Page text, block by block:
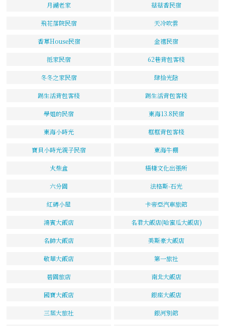
月湖老家 菇菇香民宿
飛花落院民宿 天冷吹雲
香草House民宿 金禧民宿
抵家民宿 62巷背包客棧
冬冬之家民宿 肆拾光陰
踢生活背包客棧 踢生活背包客棧
學姐的民宿 東海13.8民宿
東海小時光 框框背包客棧
寶貝小時光親子民宿 東海牛棚
火柴盒 梧棲文化出張所
六分園 法格斯-石光
紅磚小屋 卡帝亞汽車旅館
鴻賓大飯店 名君大飯店(哈蜜瓜大飯店)
名帥大飯店 美斯豪大飯店
敬華大飯店 第一旅社
碧園旅店 南北大飯店
國寶大飯店 銀座大飯店
三葉大旅社 銀河別館